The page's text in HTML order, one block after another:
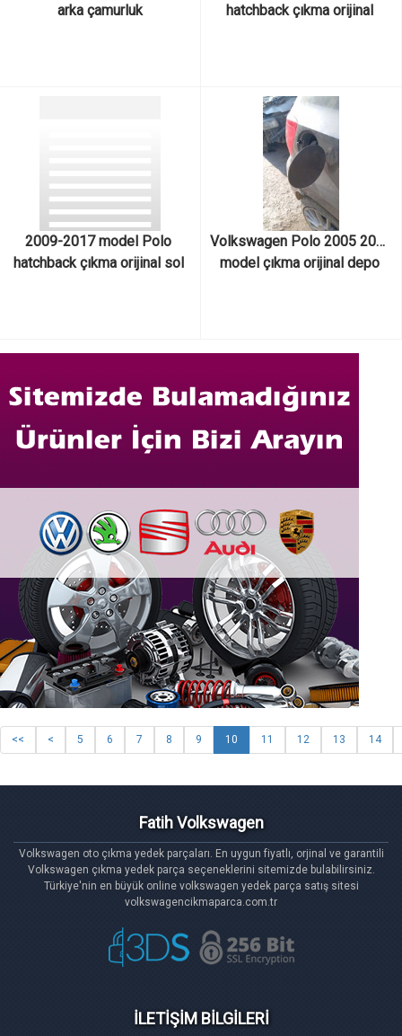
arka çamurluk
hatchback çıkma orijinal
2009-2017 model Polo
hatchback çıkma orijinal sol
Volkswagen Polo 2005 2017
model çıkma orijinal depo
<< < 5 6 7 8 9 10 11 12 13 14
Fatih Volkswagen
Volkswagen oto çıkma yedek parçaları. En uygun fiyatlı, orjinal ve garantili
Volkswagen çıkma yedek parça seçeneklerini sitemizde bulabilirsiniz.
Türkiye'nin en büyük online volkswagen yedek parça satış sitesi
volkswagencikmaparca.com.tr
İLETİŞİM BİLGİLERİ